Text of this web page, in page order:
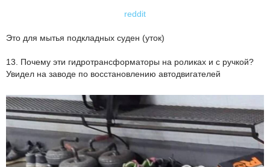
reddit
Это для мытья подкладных суден (уток)
13. Почему эти гидротрансформаторы на роликах и с ручкой?
Увидел на заводе по восстановлению автодвигателей